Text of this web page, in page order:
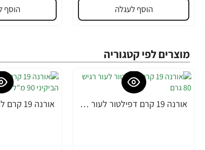
הוסף לעגלה הוסף
מוצרים לפי קטגוריה
אורנה 19 קרם דפילטור לעור רגיש 80 גרם